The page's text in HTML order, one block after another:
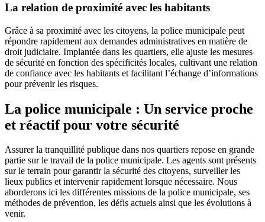
La relation de proximité avec les habitants
Grâce à sa proximité avec les citoyens, la police municipale peut
répondre rapidement aux demandes administratives en matière de
droit judiciaire. Implantée dans les quartiers, elle ajuste les mesures
de sécurité en fonction des spécificités locales, cultivant une relation
de confiance avec les habitants et facilitant l’échange d’informations
pour prévenir les risques.
La police municipale : Un service proche
et réactif pour votre sécurité
Assurer la tranquillité publique dans nos quartiers repose en grande
partie sur le travail de la police municipale. Les agents sont présents
sur le terrain pour garantir la sécurité des citoyens, surveiller les
lieux publics et intervenir rapidement lorsque nécessaire. Nous
aborderons ici les différentes missions de la police municipale, ses
méthodes de prévention, les défis actuels ainsi que les évolutions à
venir.